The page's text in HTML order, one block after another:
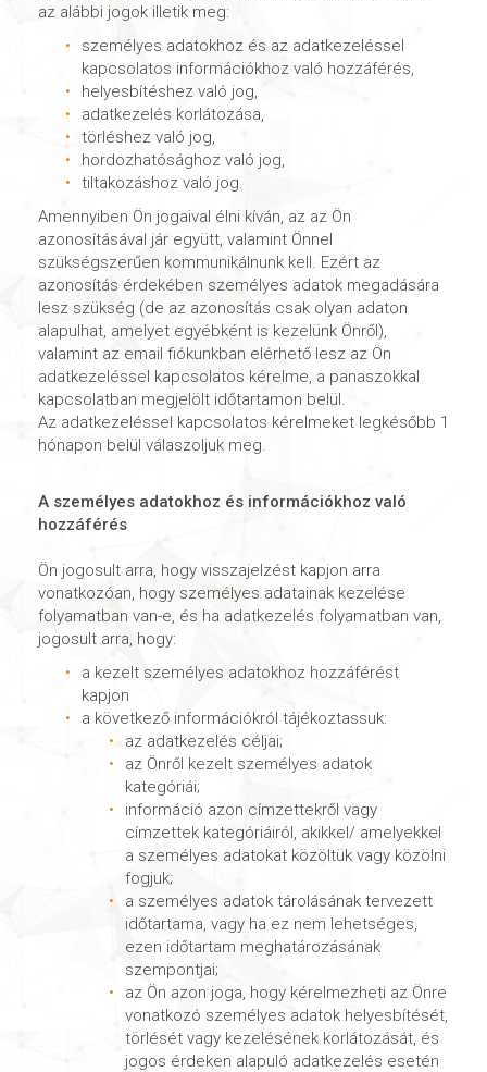
az alábbi jogok illetik meg:
személyes adatokhoz és az adatkezeléssel
kapcsolatos információkhoz való hozzáférés,
helyesbítéshez való jog,
adatkezelés korlátozása,
törléshez való jog,
hordozhatósághoz való jog,
tiltakozáshoz való jog.
Amennyiben Ön jogaival élni kíván, az az Ön
azonosításával jár együtt, valamint Önnel
szükségszerűen kommunikálnunk kell. Ezért az
azonosítás érdekében személyes adatok megadására
lesz szükség (de az azonosítás csak olyan adaton
alapulhat, amelyet egyébként is kezelünk Önről),
valamint az email fiókunkban elérhető lesz az Ön
adatkezeléssel kapcsolatos kérelme, a panaszokkal
kapcsolatban megjelölt időtartamon belül.
Az adatkezeléssel kapcsolatos kérelmeket legkésőbb 1
hónapon belül válaszoljuk meg.
A személyes adatokhoz és információkhoz való
hozzáférés
Ön jogosult arra, hogy visszajelzést kapjon arra
vonatkozóan, hogy személyes adatainak kezelése
folyamatban van-e, és ha adatkezelés folyamatban van,
jogosult arra, hogy:
a kezelt személyes adatokhoz hozzáférést
kapjon
a következő információkról tájékoztassuk:
az adatkezelés céljai;
az Önről kezelt személyes adatok
kategóriái;
információ azon címzettekről vagy
címzettek kategóriáiról, akikkel/ amelyekkel
a személyes adatokat közöltük vagy közölni
fogjuk;
a személyes adatok tárolásának tervezett
időtartama, vagy ha ez nem lehetséges,
ezen időtartam meghatározásának
szempontjai;
az Ön azon joga, hogy kérelmezheti az Önre
vonatkozó személyes adatok helyesbítését,
törlését vagy kezelésének korlátozását, és
jogos érdeken alapuló adatkezelés esetén